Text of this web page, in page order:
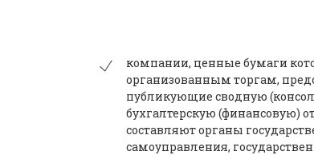
компании, ценные бумаги
организованным торгам,
публикующие сводную
бухгалтерскую (финансовую)
составляют органы
самоуправления,